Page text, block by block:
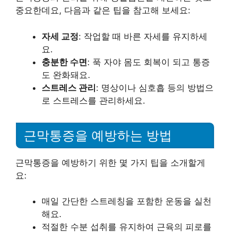
중요한데요, 다음과 같은 팁을 참고해 보세요:
자세 교정: 작업할 때 바른 자세를 유지하세
요.
충분한 수면: 푹 자야 몸도 회복이 되고 통증
도 완화돼요.
스트레스 관리: 명상이나 심호흡 등의 방법으
로 스트레스를 관리하세요.
근막통증을 예방하는 방법
근막통증을 예방하기 위한 몇 가지 팁을 소개할게
요:
매일 간단한 스트레칭을 포함한 운동을 실천
해요.
적절한 수분 섭취를 유지하여 근육의 피로를